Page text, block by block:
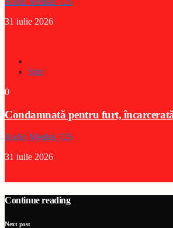
31 iulie 2026
Stiri
0
Condamnată pentru furt,
Radio Medias 725
31 iulie 2026
Continue reading
Next post